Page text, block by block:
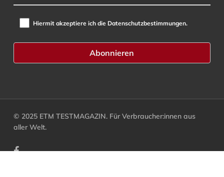
Hiermit akzeptiere ich die Datenschutzbestimmungen.
© 2025 ETM TESTMAGAZIN. Für Verbraucher:innen aus
aller Welt.
facebook